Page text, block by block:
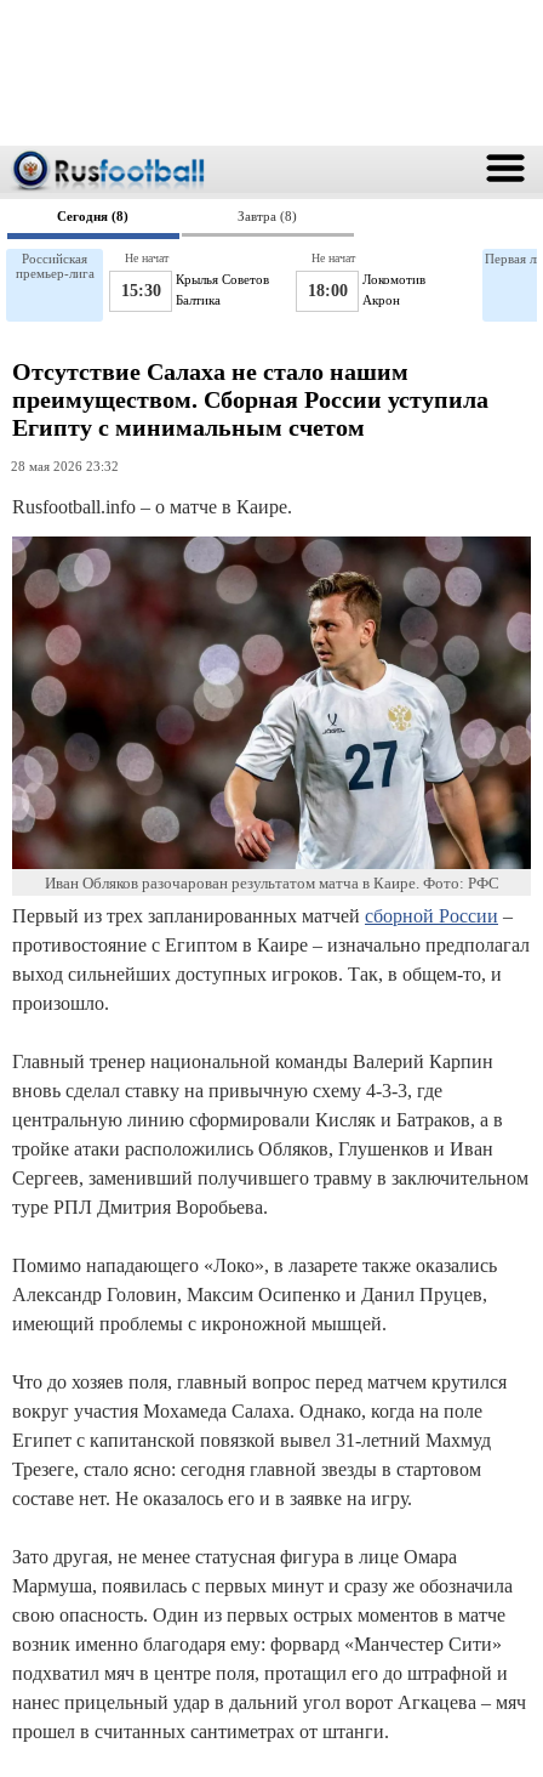
Сегодня (8) Завтра (8)
Российская
премьер-лига
Крылья Советов
15:30 Балтика
Не начат
Локомотив
18:00 Акрон
Не начат Первая
Отсутствие Салаха не стало нашим
преимуществом. Сборная России уступила
Египту с минимальным счетом
28 мая 2026 23:32
Rusfootball.info – о матче в Каире.
Иван Обляков разочарован результатом матча в Каире. Фото: РФС
Первый из трех запланированных матчей сборной России –
противостояние с Египтом в Каире – изначально предполагал
выход сильнейших доступных игроков. Так, в общем-то, и
произошло.
Главный тренер национальной команды Валерий Карпин
вновь сделал ставку на привычную схему 4-3-3, где
центральную линию сформировали Кисляк и Батраков, а в
тройке атаки расположились Обляков, Глушенков и Иван
Сергеев, заменивший получившего травму в заключительном
туре РПЛ Дмитрия Воробьева.
Помимо нападающего «Локо», в лазарете также оказались
Александр Головин, Максим Осипенко и Данил Пруцев,
имеющий проблемы с икроножной мышцей.
Что до хозяев поля, главный вопрос перед матчем крутился
вокруг участия Мохамеда Салаха. Однако, когда на поле
Египет с капитанской повязкой вывел 31-летний Махмуд
Трезеге, стало ясно: сегодня главной звезды в стартовом
составе нет. Не оказалось его и в заявке на игру.
Зато другая, не менее статусная фигура в лице Омара
Мармуша, появилась с первых минут и сразу же обозначила
свою опасность. Один из первых острых моментов в матче
возник именно благодаря ему: форвард «Манчестер Сити»
подхватил мяч в центре поля, протащил его до штрафной и
нанес прицельный удар в дальний угол ворот Агкацева – мяч
прошел в считанных сантиметрах от штанги.